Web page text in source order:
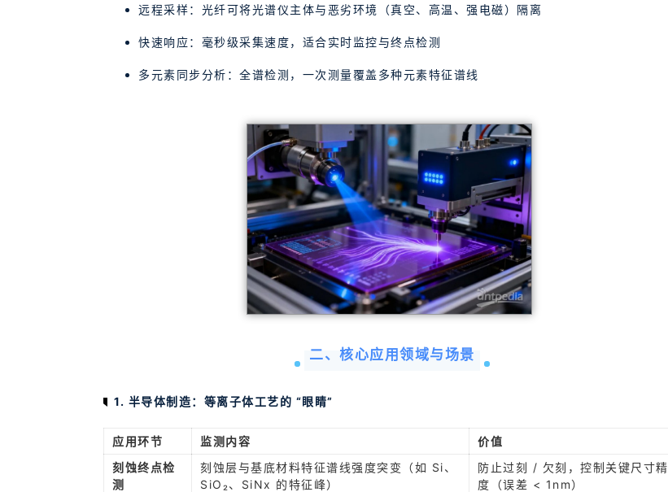
远程采样：光纤可将光谱仪主体与恶劣环境（真空、高温、强电磁）隔离
快速响应：毫秒级采集速度，适合实时监控与终点检测
多元素同步分析：全谱检测，一次测量覆盖多种元素特征谱线
二、核心应用领域与场景
1. 半导体制造：等离子体工艺的 “眼睛”
应用环节 监测内容
价值
刻蚀终点检
测
刻蚀层与基底材料特征谱线强度突变（如 Si、
SiO₂、SiNx 的特征峰）
防止过刻 / 欠刻，控制关键尺寸精
度（误差 < 1nm）